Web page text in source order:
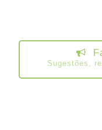
Sugestões,